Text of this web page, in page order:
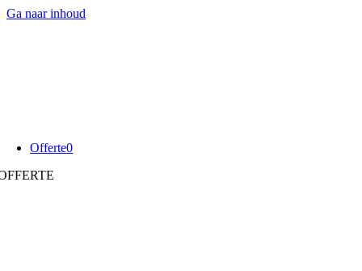
Ga naar inhoud
Offerte0